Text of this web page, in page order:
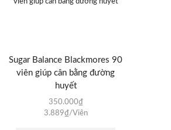
Sugar Balance Blackmores 90
viên giúp cân bằng đường
huyết
350.000₫
3.889₫/Viên